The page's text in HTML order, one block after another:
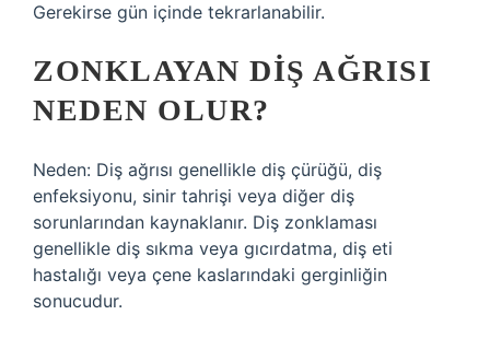
Gerekirse gün içinde tekrarlanabilir.
ZONKLAYAN DIŞ AĞRISI
NEDEN OLUR?
Neden: Diş ağrısı genellikle diş çürüğü, diş
enfeksiyonu, sinir tahrişi veya diğer diş
sorunlarından kaynaklanır. Diş zonklaması
genellikle diş sıkma veya gıcırdatma, diş eti
hastalığı veya çene kaslarındaki gerginliğin
sonucudur.